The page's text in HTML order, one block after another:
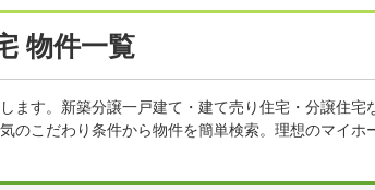
物件一覧
ます。新築分譲一戸建て・建て売り住宅・分譲住宅
こだわり条件から物件を簡単検索。理想のマイホ